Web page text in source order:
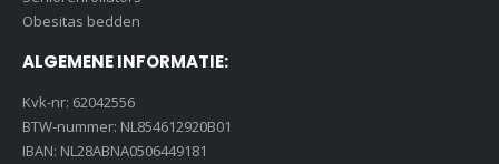
Obesitas bedden
ALGEMENE INFORMATIE:
Kvk-nr: 62042556
BTW-nummer: NL854612920B01
IBAN: NL28ABNA0506449181